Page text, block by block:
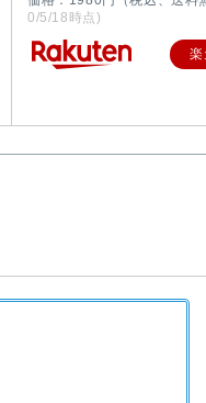
0/5/18時点)